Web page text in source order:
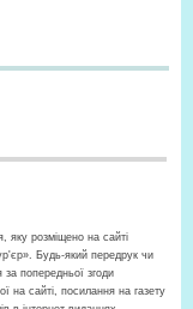
яку розміщено на сайті
Будь-який передрук чи
за попередньої згоди
на сайті, посилання на газету